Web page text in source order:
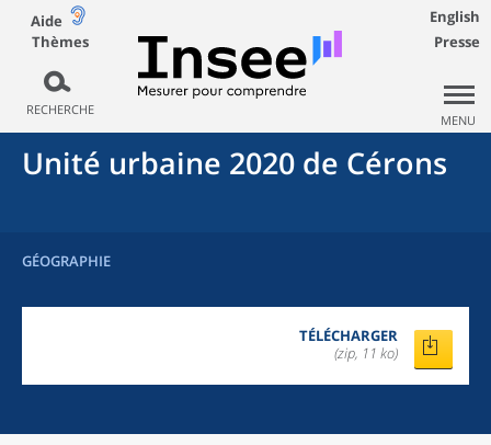
Aide
Thèmes
RECHERCHE
English
Presse
MENU
Unité urbaine 2020 de Cérons
GÉOGRAPHIE
TÉLÉCHARGER
(zip, 11 ko)